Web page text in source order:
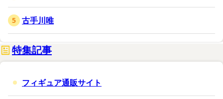
古手川唯
特集記事
フィギュア通販サイト